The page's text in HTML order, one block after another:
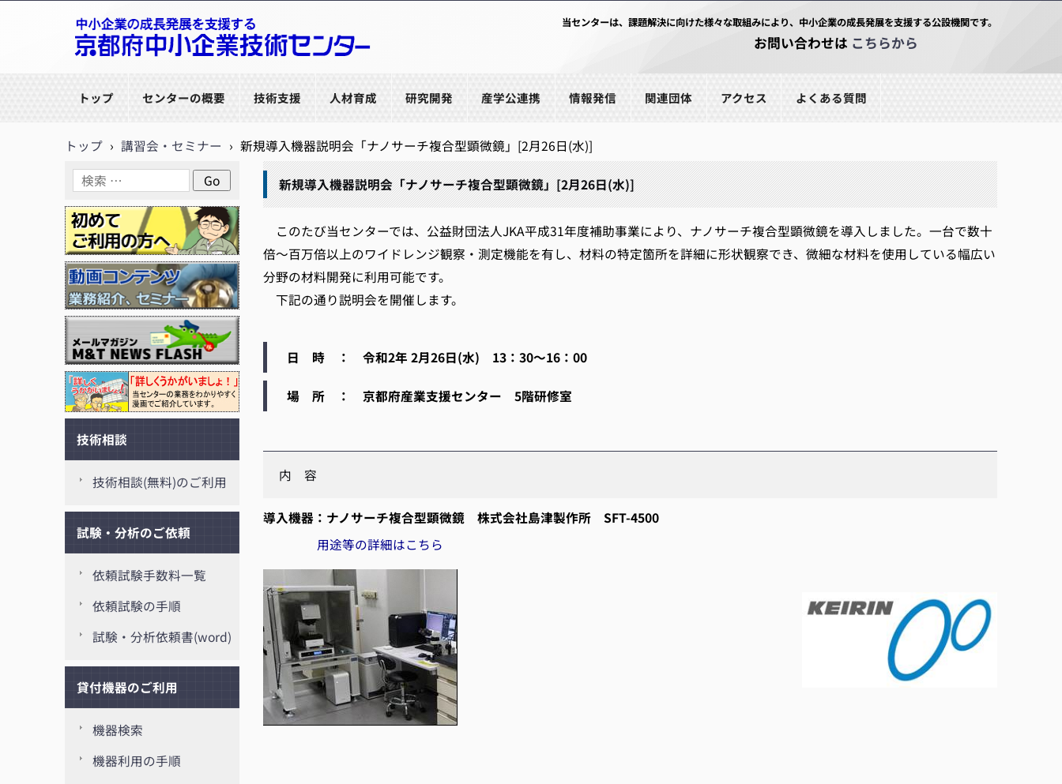
当センターは、課題解決に向けた様々な取組みにより、中小企業の成長発展を支援する公設機関です。
お問い合わせは こちらから
トップ センターの概要 技術支援 人材育成 研究開発 産学公連携 情報発信 関連団体 アクセス よくある質問
トップ › 講習会・セミナー › 新規導入機器説明会「ナノサーチ複合型顕微鏡」[2月26日(水)]
新規導入機器説明会「ナノサーチ複合型顕微鏡」[2月26日(水)]
このたび当センターでは、公益財団法人JKA平成31年度補助事業により、ナノサーチ複合型顕微鏡を導入しました。一台で数十
倍～百万倍以上のワイドレンジ観察・測定機能を有し、材料の特定箇所を詳細に形状観察でき、微細な材料を使用している幅広い
分野の材料開発に利用可能です。
下記の通り説明会を開催します。
日 時 ： 令和2年 2月26日(水) 13：30～16：00
場 所 ： 京都府産業支援センター 5階研修室
内 容
導入機器：ナノサーチ複合型顕微鏡 株式会社島津製作所 SFT-4500
用途等の詳細はこちら
技術相談
技術相談(無料)のご利用
試験・分析のご依頼
依頼試験手数料一覧
依頼試験の手順
試験・分析依頼書(word)
貸付機器のご利用
機器検索
機器利用の手順